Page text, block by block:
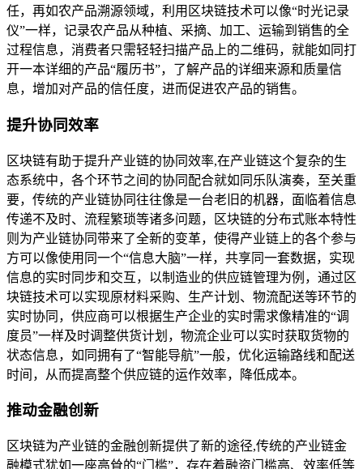
任，再如农产品溯源领域，利用区块链技术可以像“时光记录
仪”一样，记录农产品从种植、采摘、加工、运输到销售的全
过程信息，消费者只需轻轻扫描产品上的二维码，就能如同打
开一本详细的产品“履历书”，了解产品的详细来源和质量信
息，增加对产品的信任度，进而促进农产品的销售。
提升协同效率
区块链有助于提升产业链的协同效率,在产业链这个复杂的生
态系统中，各个环节之间的协同配合就如同乐队演奏，至关重
要，传统的产业链协同往往像是一台老旧的机器，面临着信息
传递不及时、流程繁琐等诸多问题，区块链的分布式账本特性
则为产业链协同带来了全新的变革，使得产业链上的各个参与
方可以像使用同一个“信息大脑”一样，共享同一套数据，实现
信息的实时同步和交互，以制造业的供应链管理为例，通过区
块链技术可以实现原材料采购、生产计划、物流配送等环节的
实时协同，供应商可以根据生产企业的实时需求像精准的“调
度员”一样及时调整供货计划，物流企业可以实时获取货物的
状态信息，如同拥有了“智能导航”一般，优化运输路线和配送
时间，从而提高整个供应链的运作效率，降低成本。
推动金融创新
区块链为产业链的金融创新提供了新的途径,传统的产业链金
融模式犹如一座高耸的“门槛”，存在着融资门槛高、效率低等